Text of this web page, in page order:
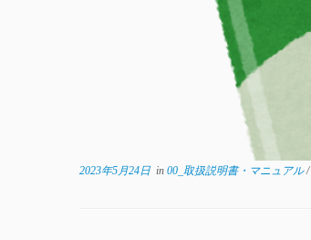
2023年5月24日 in 00_取扱説明書・マニュアル/